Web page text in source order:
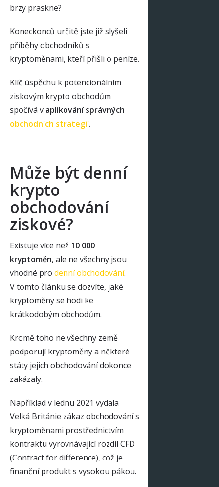
brzy praskne?
Koneckonců určitě jste již slyšeli
příběhy obchodníků s
kryptoměnami, kteří přišli o peníze.
Klíč úspěchu k potencionálním
ziskovým krypto obchodům
spočívá v aplikování správných
obchodních strategií.
Může být denní
krypto
obchodování
ziskové?
Existuje více než 10 000
kryptoměn, ale ne všechny jsou
vhodné pro denní obchodování.
V tomto článku se dozvíte, jaké
kryptoměny se hodí ke
krátkodobým obchodům.
Kromě toho ne všechny země
podporují kryptoměny a některé
státy jejich obchodování dokonce
zakázaly.
Například v lednu 2021 vydala
Velká Británie zákaz obchodování s
kryptoměnami prostřednictvím
kontraktu vyrovnávající rozdíl CFD
(Contract for difference), což je
finanční produkt s vysokou pákou.